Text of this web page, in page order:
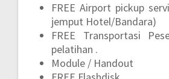
FREE Airport pickup
jemput Hotel/Bandara)
FREE Transportasi
pelatihan .
Module / Handout